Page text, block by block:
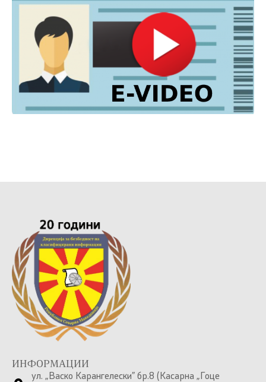
ИНФОРМАЦИИ
ул. „Васко Карангелески” бр.8 (Касарна „Гоце